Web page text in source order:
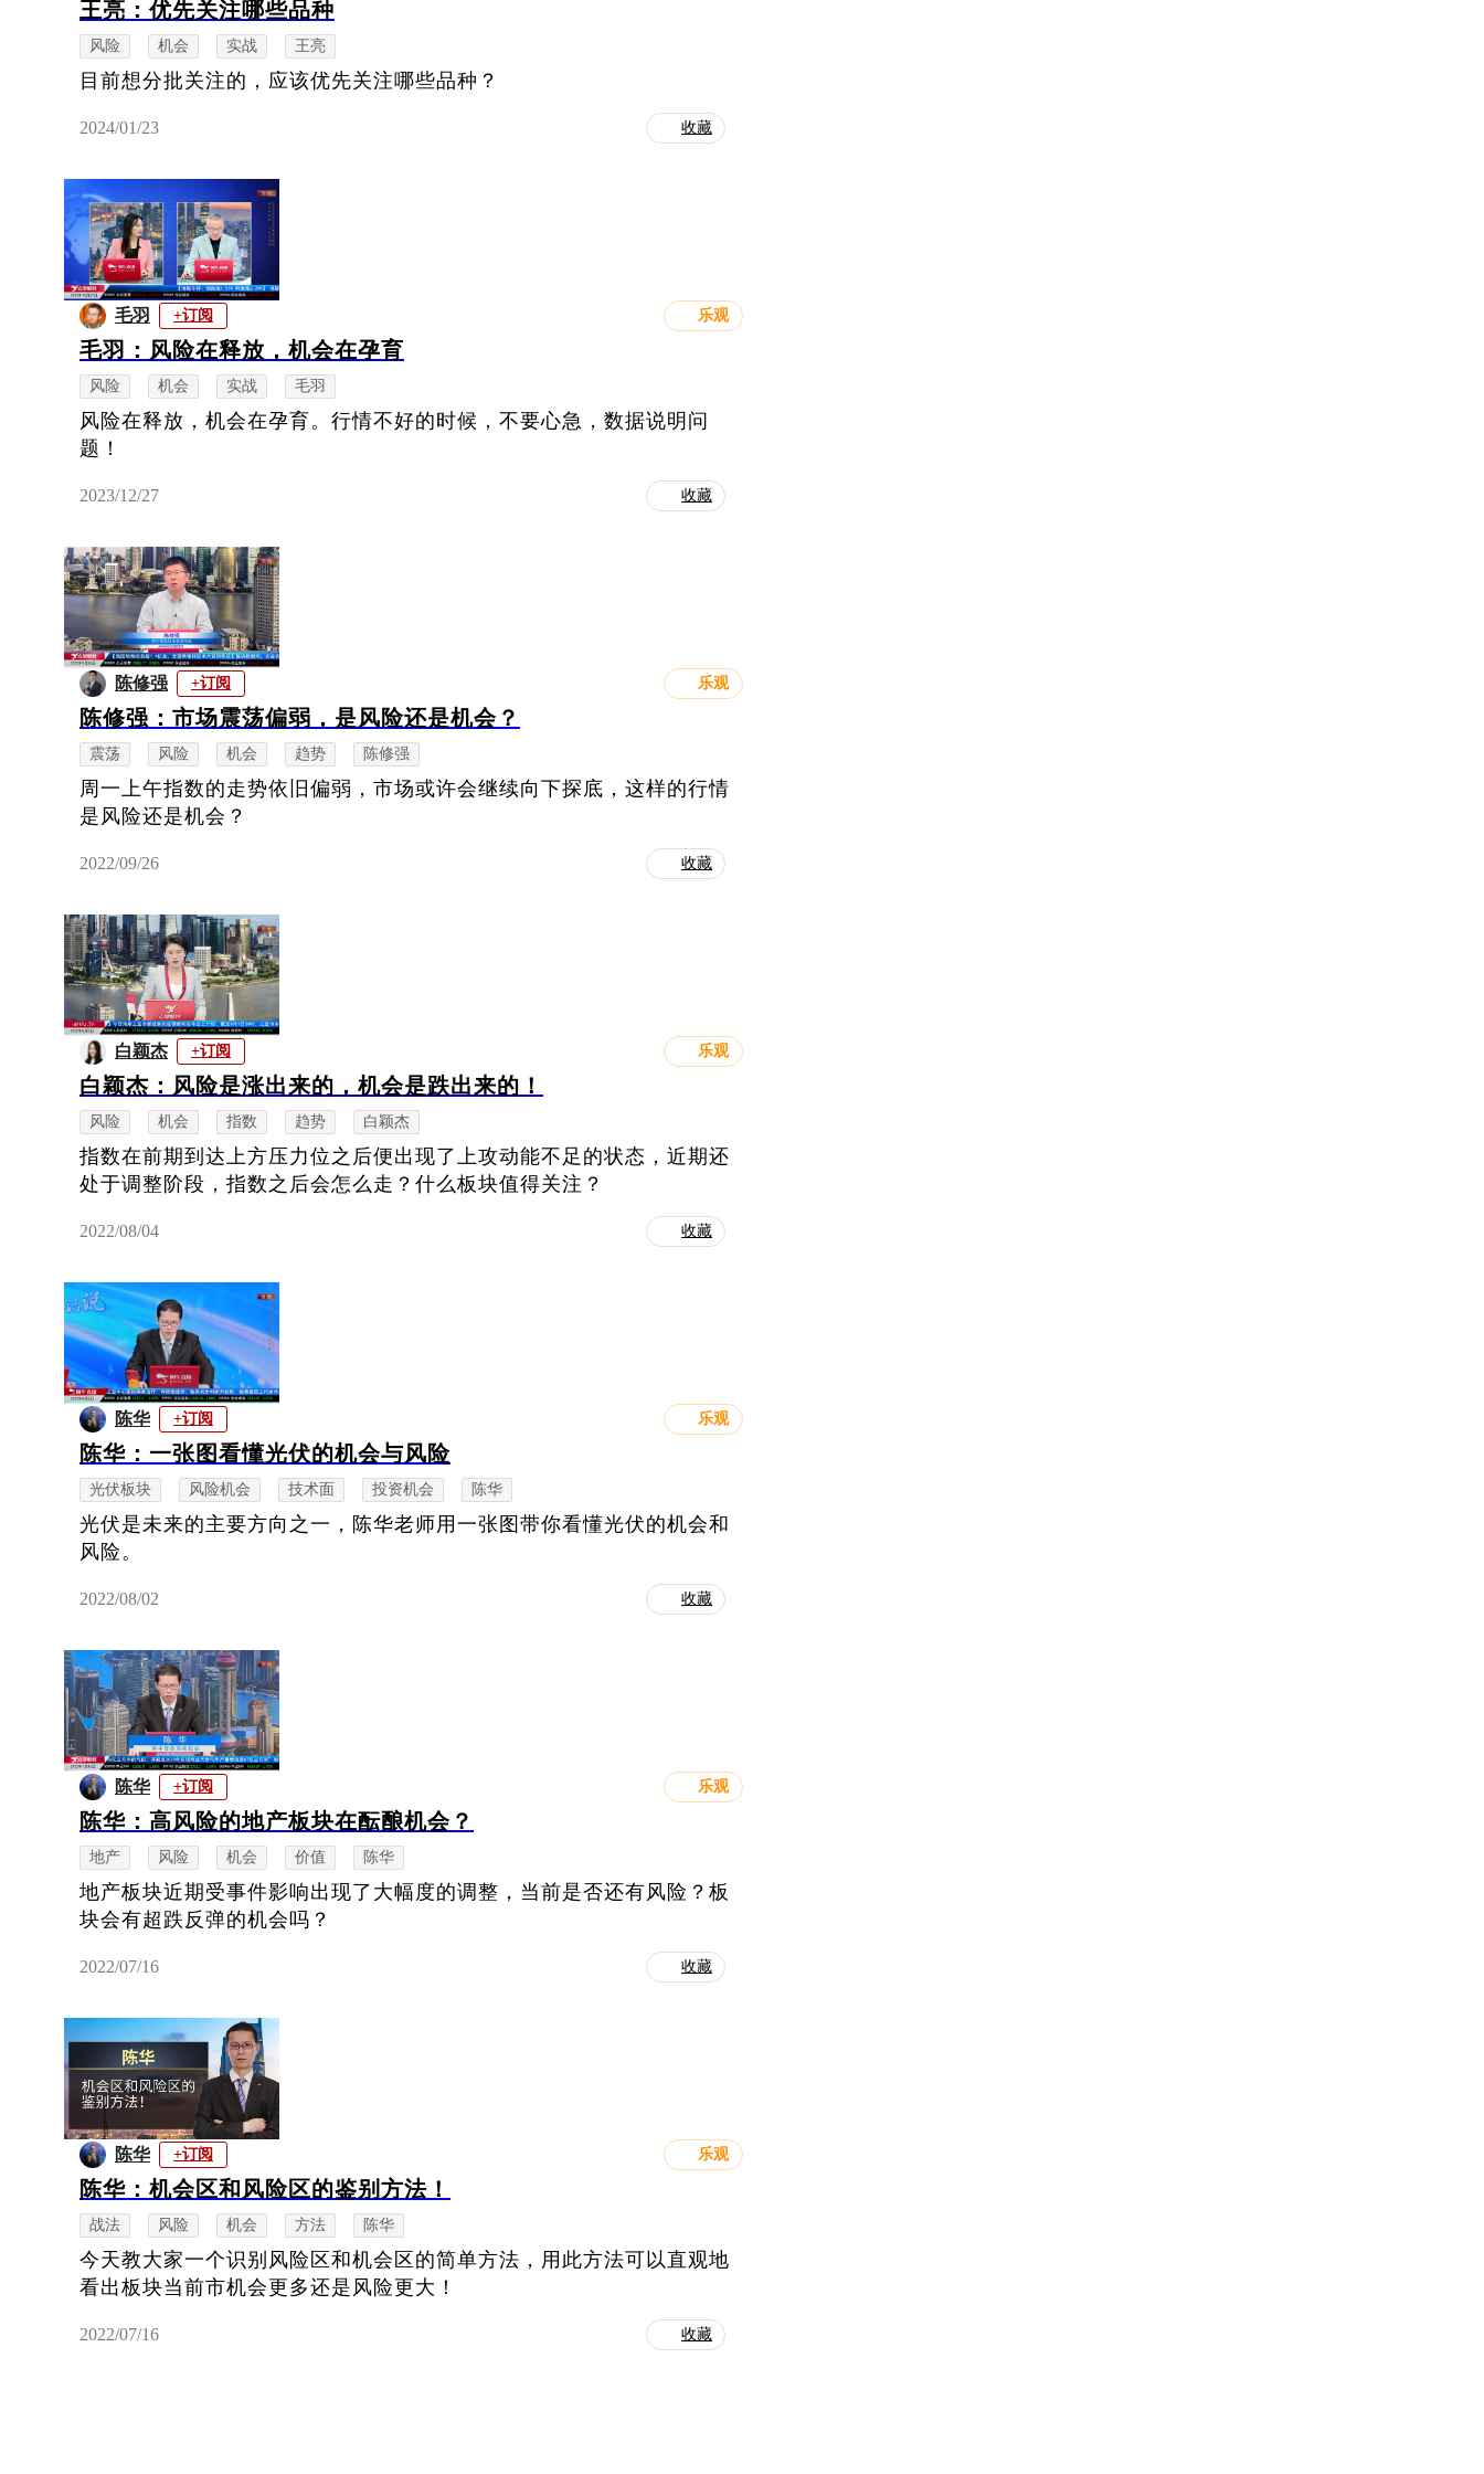
王亮：优先关注哪些品种
风险 机会 实战 王亮
目前想分批关注的，应该优先关注哪些品种？
2024/01/23 收藏
毛羽 +订阅 乐观
毛羽：风险在释放，机会在孕育
风险 机会 实战 毛羽
风险在释放，机会在孕育。行情不好的时候，不要心急，数据说明问
题！
2023/12/27 收藏
陈修强 +订阅 乐观
陈修强：市场震荡偏弱，是风险还是机会？
震荡 风险 机会 趋势 陈修强
周一上午指数的走势依旧偏弱，市场或许会继续向下探底，这样的行情
是风险还是机会？
2022/09/26 收藏
白颖杰 +订阅 乐观
白颖杰：风险是涨出来的，机会是跌出来的！
风险 机会 指数 趋势 白颖杰
指数在前期到达上方压力位之后便出现了上攻动能不足的状态，近期还
处于调整阶段，指数之后会怎么走？什么板块值得关注？
2022/08/04 收藏
陈华 +订阅 乐观
陈华：一张图看懂光伏的机会与风险
光伏板块 风险机会 技术面 投资机会 陈华
光伏是未来的主要方向之一，陈华老师用一张图带你看懂光伏的机会和
风险。
2022/08/02 收藏
陈华 +订阅 乐观
陈华：高风险的地产板块在酝酿机会？
地产 风险 机会 价值 陈华
地产板块近期受事件影响出现了大幅度的调整，当前是否还有风险？板
块会有超跌反弹的机会吗？
2022/07/16 收藏
陈华 +订阅 乐观
陈华：机会区和风险区的鉴别方法！
战法 风险 机会 方法 陈华
今天教大家一个识别风险区和机会区的简单方法，用此方法可以直观地
看出板块当前市机会更多还是风险更大！
2022/07/16 收藏